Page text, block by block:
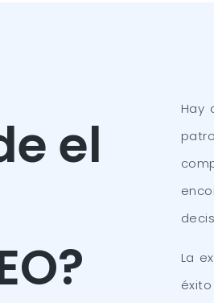
el
Hay
La